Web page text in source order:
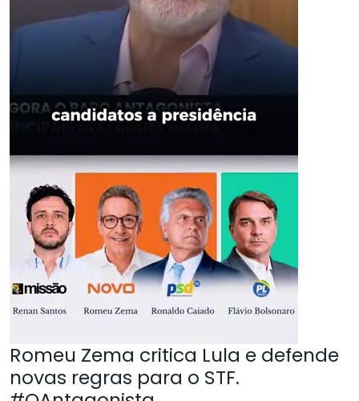
Romeu Zema critica Lula e defende
novas regras para o STF.